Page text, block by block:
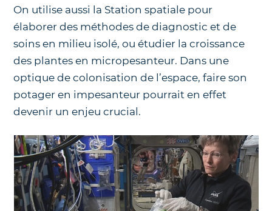
On utilise aussi la Station spatiale pour
élaborer des méthodes de diagnostic et de
soins en milieu isolé, ou étudier la croissance
des plantes en micropesanteur. Dans une
optique de colonisation de l’espace, faire son
potager en impesanteur pourrait en effet
devenir un enjeu crucial.